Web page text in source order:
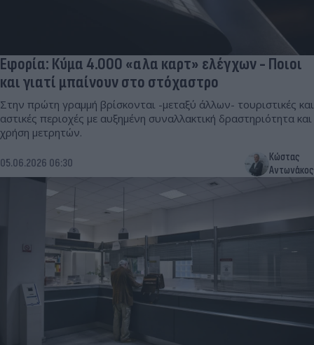
Εφορία: Κύμα 4.000 «αλα καρτ» ελέγχων - Ποιοι
και γιατί μπαίνουν στο στόχαστρο
Στην πρώτη γραμμή βρίσκονται -μεταξύ άλλων- τουριστικές και
αστικές περιοχές με αυξημένη συναλλακτική δραστηριότητα και
χρήση μετρητών.
05.06.2026 06:30
Κώστας
Αντωνάκος